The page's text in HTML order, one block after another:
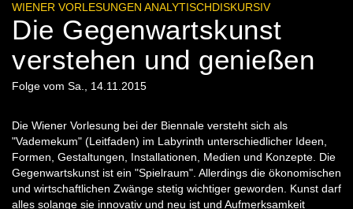
WIENER VORLESUNGEN ANALYTISCHDISKURSIV
Die Gegenwartskunst
verstehen und genießen
Folge vom Sa., 14.11.2015
Die Wiener Vorlesung bei der Biennale versteht sich als
"Vademekum" (Leitfaden) im Labyrinth unterschiedlicher Ideen,
Formen, Gestaltungen, Installationen, Medien und Konzepte. Die
Gegenwartskunst ist ein "Spielraum". Allerdings die ökonomischen
und wirtschaftlichen Zwänge stetig wichtiger geworden. Kunst darf
alles solange sie innovativ und neu ist und Aufmerksamkeit